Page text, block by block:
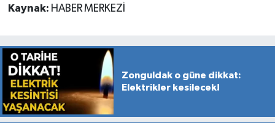
Kaynak: HABER MERKEZİ
Zonguldak o güne dikkat:
Elektrikler kesilecek!